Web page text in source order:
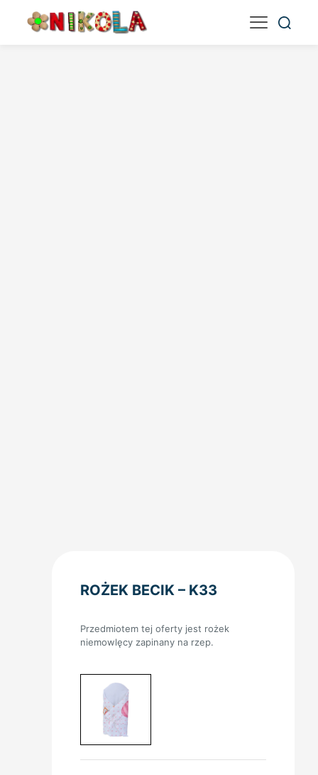
ROŻEK BECIK – K33
Przedmiotem tej oferty jest rożek
niemowlęcy zapinany na rzep.